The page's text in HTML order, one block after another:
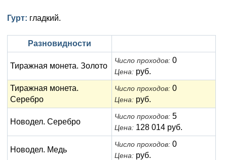
Таврические монеты
Для Пруссии
Ливонезы
Альбертусталер
Екатерина I (1725-1727)
Петр I (1682-1725)
Золото
Медь
Для Речи Посполитой
Гурт: гладкий.
Разновидности
Тиражная монета. Золото
Число проходов: 0
Цена: руб.
Тиражная монета.
Серебро
Число проходов: 0
Цена: руб.
Новодел. Серебро
Число проходов: 5
Цена: 128 014 руб.
Новодел. Медь
Число проходов: 0
Цена: руб.